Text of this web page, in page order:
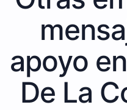
apoyo
De La